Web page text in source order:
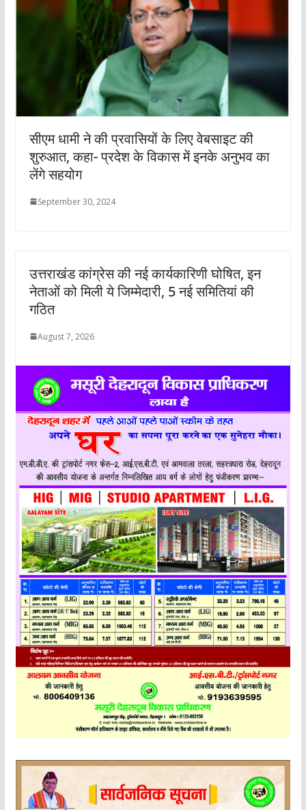
सीएम धामी ने की प्रवासियों के लिए वेबसाइट की
शुरुआत, कहा- प्रदेश के विकास में इनके अनुभव का
लेंगे सहयोग
September 30, 2024
उत्तराखंड कांग्रेस की नई कार्यकारिणी घोषित, इन
नेताओं को मिली ये जिम्मेदारी, 5 नई समितियां की
गठित
August 7, 2026